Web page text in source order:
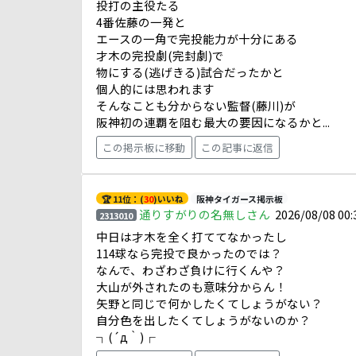
投打の主役たる
4番佐藤の一発と
エースの一角で完投能力が十分にある
才木の完投劇(完封劇)で
物にする(逃げきる)試合だったかと
個人的には思われます
そんなことも分からない監督(藤川)が
阪神初の連覇を阻む最大の要因になるかと...
この掲示板に移動 この記事に返信
🏆 11位：(30)いいね
阪神タイガース掲示板
2313010 通りすがりの名無しさん 2026/08/08
中日は才木を全く打ててなかったし
114球なら完投で良かったのでは？
なんで、わざわざ負けに行くんや？
大山が外されたのも意味分からん！
矢野と同じで何かしたくてしょうがない？
自分色を出したくてしょうがないのか？
┐(´д｀)┌